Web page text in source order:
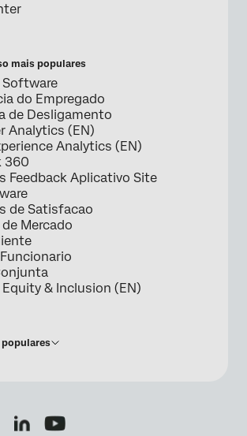
mais populares
Software
do Empregado
de Desligamento
Analytics (EN)
Analytics (EN)
360
Feedback Aplicativo Site
de Satisfacao
Mercado
& Inclusion (EN)
populares